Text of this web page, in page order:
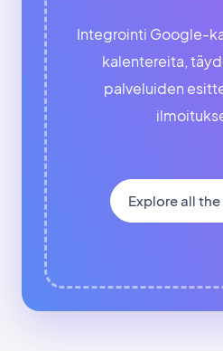
Integrointi Google-
kalentereita,
palveluiden
Explore all